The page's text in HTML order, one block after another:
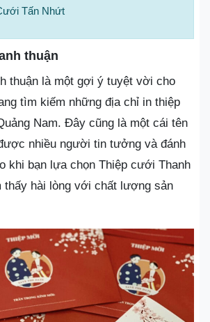
Tấn Nhứt
thuận
thuận là một gợi ý tuyệt vời cho
tìm kiếm những địa chỉ in thiệp
Nam. Đây cũng là một cái tên
nhiều người tin tưởng và đánh
khi bạn lựa chọn Thiệp cưới Thanh
thấy hài lòng với chất lượng sản